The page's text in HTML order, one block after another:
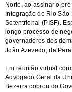
Norte, ao assinar o
Integração do Rio
Setentrional (PISF).
longo processo de
governadores dos
João Azevedo, da
Em reunião virtual
Advogado Geral da
Bezerra cobrou do